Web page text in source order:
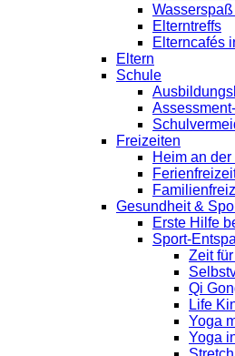
Elterntreffs
Elterncafés
Eltern
Schule
Freizeiten
Heim an
Gesundheit &
Erste Hilfe
Sport-
Zeit
Qi
Life
Yoga
Yoga